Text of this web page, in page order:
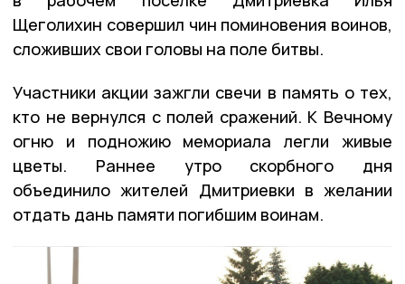
Щеголихин совершил чин поминовения воинов,
сложивших свои головы на поле битвы.
Участники акции зажгли свечи в память о тех,
кто не вернулся с полей сражений. К Вечному
огню и подножию мемориала легли живые
цветы. Раннее утро скорбного дня
объединило жителей Дмитриевки в желании
отдать дань памяти погибшим воинам.